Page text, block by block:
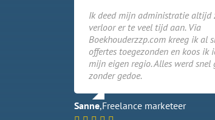
Ik deed mijn administratie altijd
verloor er te veel tijd aan. Via
Boekhouderzzp.com kreeg ik al
offertes toegezonden en koos ik
mijn eigen regio. Alles werd snel
zonder gedoe.
Sanne,Freelance marketeer